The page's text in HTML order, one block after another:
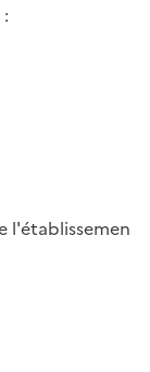
l'établissemen